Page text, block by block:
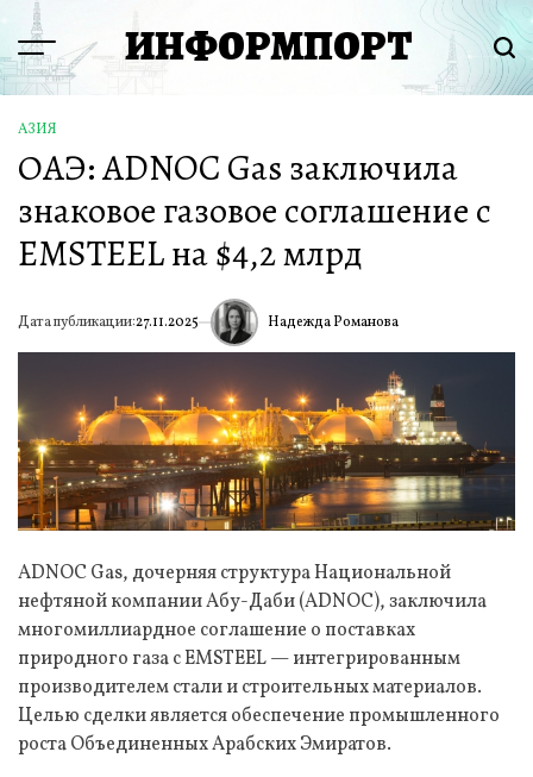
Перейти
содержимому
Menu ИНФОРМПОРТ
ОПУБЛИКОВАНО
В
АЗИЯ
ОАЭ: ADNOC Gas заключила
знаковое газовое соглашение с
EMSTEEL на $4,2 млрд
Дата публикации:27.11.2025 ИА Надежда Романова
ADNOC Gas, дочерняя структура Национальной
нефтяной компании Абу-Даби (ADNOC), заключила
многомиллиардное соглашение о поставках
природного газа с EMSTEEL — интегрированным
производителем стали и строительных материалов.
Целью сделки является обеспечение промышленного
роста Объединенных Арабских Эмиратов.